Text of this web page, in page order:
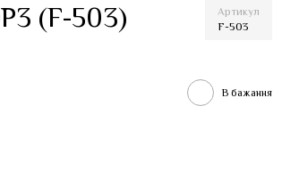
(F-503) Артикул
F-503
В бажання